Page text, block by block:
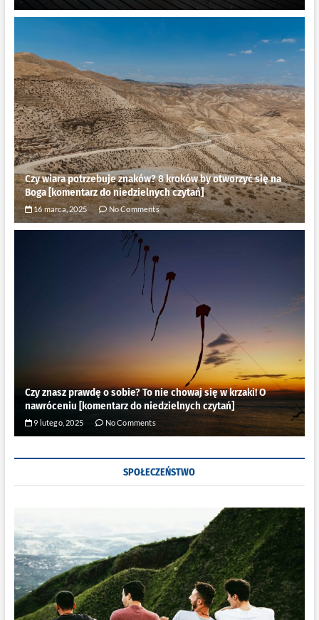
Czy wiara potrzebuje znaków? 8 kroków by otworzyć się na
Boga [komentarz do niedzielnych czytań]
16 marca, 2025 No Comments
Czy znasz prawdę o sobie? To nie chowaj się w krzaki! O
nawróceniu [komentarz do niedzielnych czytań]
9 lutego, 2025 No Comments
SPOŁECZEŃSTWO